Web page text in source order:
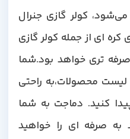
کولر گازی جنرال
کره ای از جمله کولر گازی
تری خواهد بود.شما
محصولات،به راحتی
دماجت به شما
ای را خواهید